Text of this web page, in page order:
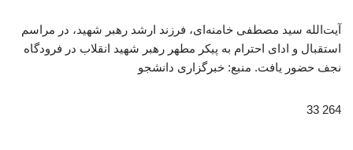
آیت‌الله سید مصطفی خامنه‌ای، فرزند ارشد رهبر شهید، در مراسم
استقبال و ادای احترام به پیکر مطهر رهبر شهید انقلاب در فرودگاه
نجف حضور یافت. منبع: خبرگزاری دانشجو
264 33